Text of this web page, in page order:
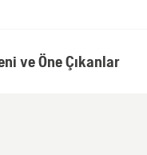
ve Öne Çıkanlar